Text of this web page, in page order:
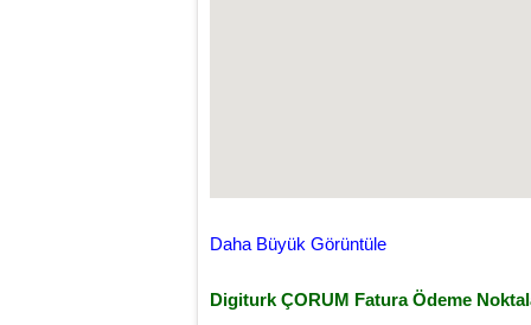
Daha Büyük Görüntüle
Digiturk ÇORUM Fatura Ödeme